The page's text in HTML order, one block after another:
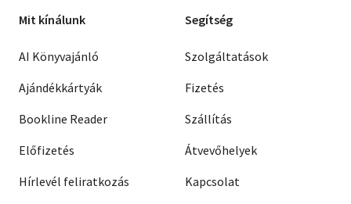
Mit kínálunk
AI Könyvajánló
Ajándékkártyák
Bookline Reader
Előfizetés
Hírlevél feliratkozás
Segítség
Szolgáltatások
Fizetés
Szállítás
Átvevőhelyek
Kapcsolat